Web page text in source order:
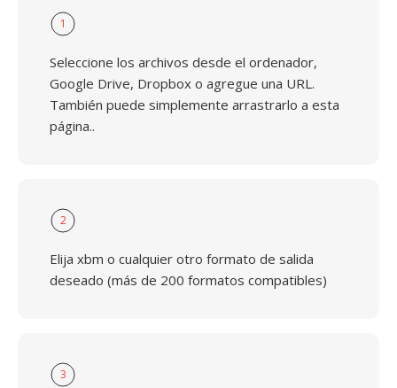
1
Seleccione los archivos desde el ordenador,
Google Drive, Dropbox o agregue una URL.
También puede simplemente arrastrarlo a esta
página..
2
Elija xbm o cualquier otro formato de salida
deseado (más de 200 formatos compatibles)
3